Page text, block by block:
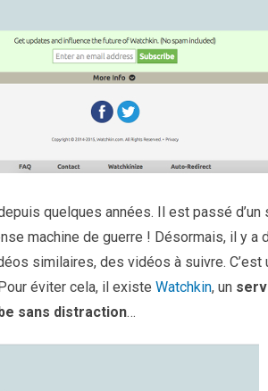
quelques années. Il est passé
machine de guerre ! Désormais, il y a
similaires, des vidéos à suivre. C’est
éviter cela, il existe Watchkin, un
sans distraction…